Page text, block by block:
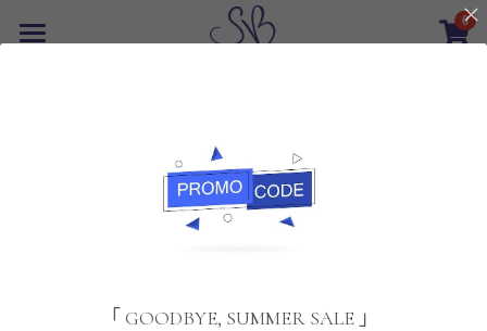
0
重磅純色長袖 T-SHIRT 系列
男裝恤衫
×
商品分類
重磅純色 短袖T-Shirt 系列
圓領衛衣「 GOODBYE, SUMMER SALE 」